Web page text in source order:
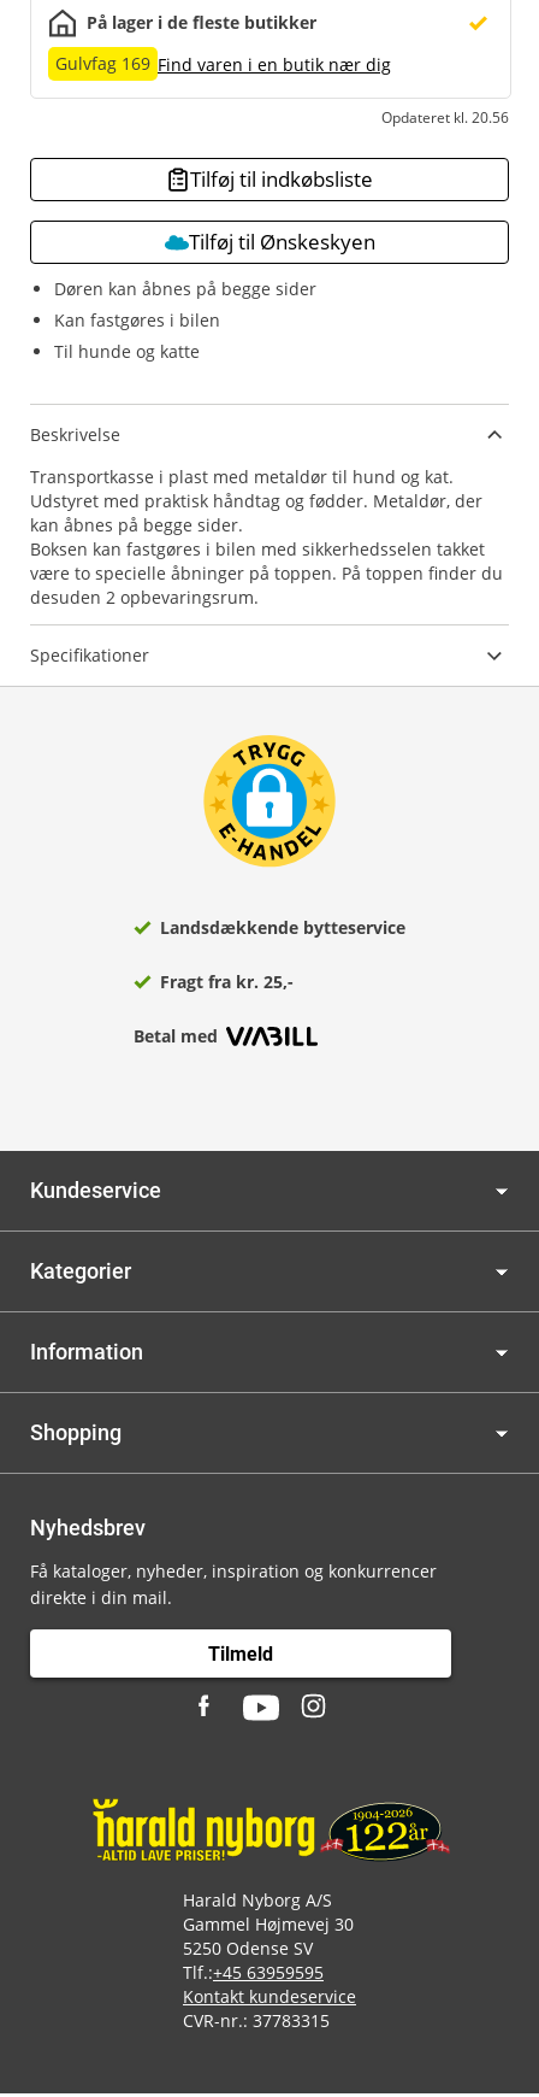
Døren kan åbnes på begge sider
Kan fastgøres i bilen
Til hunde og katte
På lager i de fleste butikker
Gulvfag 169 Find varen i en butik nær dig
Opdateret kl. 20.56
Tilføj til indkøbsliste
Tilføj til Ønskeskyen
Beskrivelse
Transportkasse i plast med metaldør til hund og kat.
Udstyret med praktisk håndtag og fødder. Metaldør, der
kan åbnes på begge sider.
Boksen kan fastgøres i bilen med sikkerhedsselen takket
være to specielle åbninger på toppen. På toppen finder du
desuden 2 opbevaringsrum.
Specifikationer
Landsdækkende bytteservice
Fragt fra kr. 25,-
Betal med
Kundeservice
Kategorier
Information
Shopping
Nyhedsbrev
Få kataloger, nyheder, inspiration og konkurrencer
direkte i din mail.
Tilmeld
Harald Nyborg A/S
Gammel Højmevej 30
5250 Odense SV
Tlf.:+45 63959595
Kontakt kundeservice
CVR-nr.: 37783315